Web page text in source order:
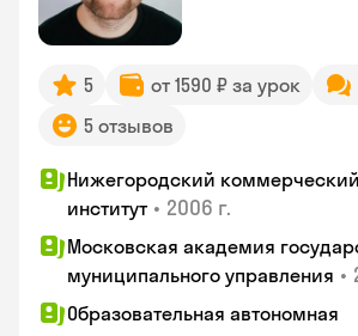
5 от 1590 ₽ за урок
5 отзывов
Нижегородский коммерческий
институт • 2006 г.
Московская академия
муниципального управления •
Образовательная автономная